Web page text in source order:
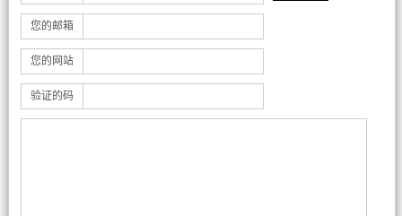
您的邮箱
您的网站
验证的码